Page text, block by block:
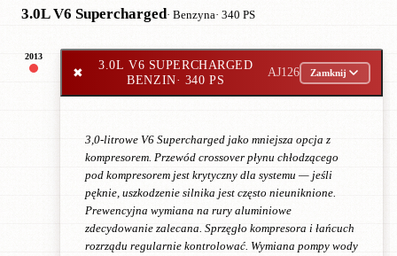
3.0L V6 Supercharged· Benzyna· 340 PS
2013
✖
3.0L V6 SUPERCHARGED
BENZIN· 340 PS
AJ126 Zamknij
3,0-litrowe V6 Supercharged jako mniejsza opcja z
kompresorem. Przewód crossover płynu chłodzącego
pod kompresorem jest krytyczny dla systemu — jeśli
pęknie, uszkodzenie silnika jest często nieuniknione.
Prewencyjna wymiana na rury aluminiowe
zdecydowanie zalecana. Sprzęgło kompresora i łańcuch
rozrządu regularnie kontrolować. Wymiana pompy wody